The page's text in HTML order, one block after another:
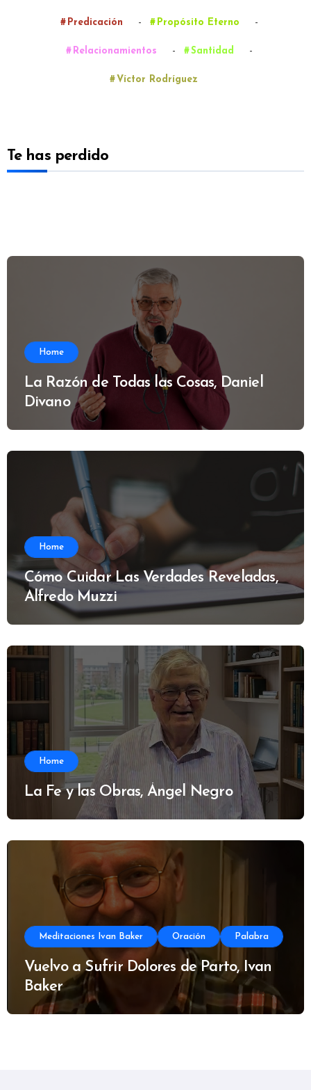
Predicación - Propósito Eterno -
Relacionamientos - Santidad -
Víctor Rodríguez
Te has perdido
Home
La Razón de Todas las Cosas, Daniel
Divano
Home
Cómo Cuidar Las Verdades Reveladas,
Alfredo Muzzi
Home
La Fe y las Obras, Ángel Negro
Meditaciones Ivan Baker Oración Palabra
Vuelvo a Sufrir Dolores de Parto, Ivan
Baker